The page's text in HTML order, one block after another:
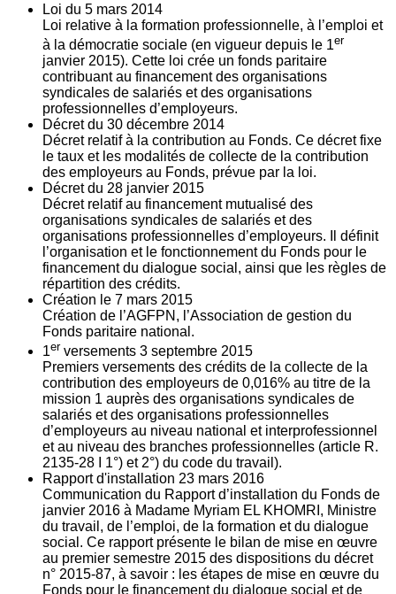
Loi du 5 mars 2014
Loi relative à la formation professionnelle, à l’emploi et
à la démocratie sociale (en vigueur depuis le 1er
janvier 2015). Cette loi crée un fonds paritaire
contribuant au financement des organisations
syndicales de salariés et des organisations
professionnelles d’employeurs.
Décret du 30 décembre 2014
Décret relatif à la contribution au Fonds. Ce décret fixe
le taux et les modalités de collecte de la contribution
des employeurs au Fonds, prévue par la loi.
Décret du 28 janvier 2015
Décret relatif au financement mutualisé des
organisations syndicales de salariés et des
organisations professionnelles d’employeurs. Il définit
l’organisation et le fonctionnement du Fonds pour le
financement du dialogue social, ainsi que les règles de
répartition des crédits.
Création le 7 mars 2015
Création de l’AGFPN, l’Association de gestion du
Fonds paritaire national.
1er versements 3 septembre 2015
Premiers versements des crédits de la collecte de la
contribution des employeurs de 0,016% au titre de la
mission 1 auprès des organisations syndicales de
salariés et des organisations professionnelles
d’employeurs au niveau national et interprofessionnel
et au niveau des branches professionnelles (article R.
2135‐28 I 1°) et 2°) du code du travail).
Rapport d'installation 23 mars 2016
Communication du Rapport d’installation du Fonds de
janvier 2016 à Madame Myriam EL KHOMRI, Ministre
du travail, de l’emploi, de la formation et du dialogue
social. Ce rapport présente le bilan de mise en œuvre
au premier semestre 2015 des dispositions du décret
n° 2015-87, à savoir : les étapes de mise en œuvre du
Fonds pour le financement du dialogue social et de